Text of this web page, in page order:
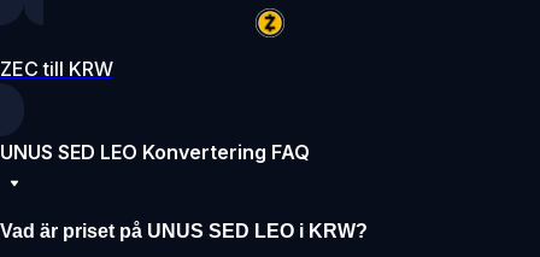
ZEC till KRW
UNUS SED LEO Konvertering FAQ
Vad är priset på UNUS SED LEO i KRW?